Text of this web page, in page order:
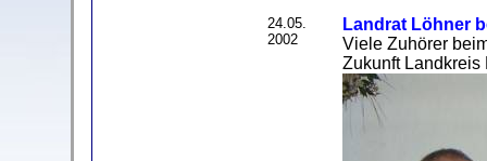
24.05.
2002
Landrat Löhner
Viele Zuhörer
Zukunft Landkreis